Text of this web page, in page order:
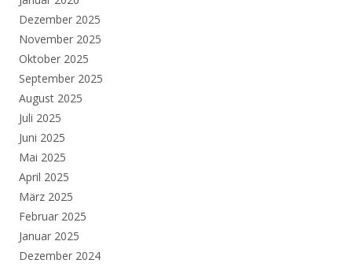
Dezember 2025
November 2025
Oktober 2025
September 2025
August 2025
Juli 2025
Juni 2025
Mai 2025
April 2025
März 2025
Februar 2025
Januar 2025
Dezember 2024